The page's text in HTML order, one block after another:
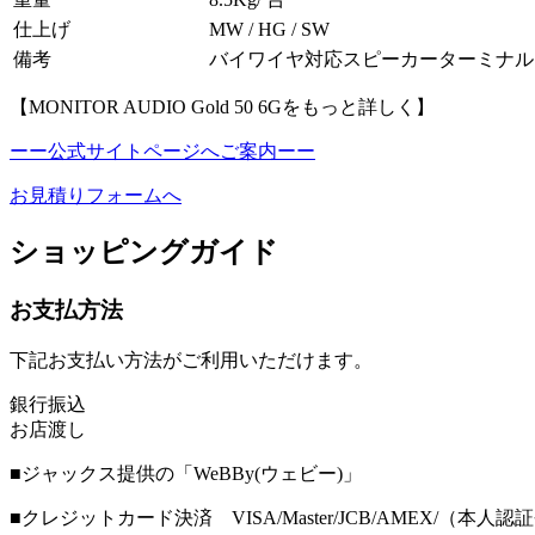
仕上げ
MW / HG / SW
備考
バイワイヤ対応スピーカーターミナル
【MONITOR AUDIO Gold 50 6Gをもっと詳しく】
ーー公式サイトページへご案内ーー
お見積りフォームへ
ショッピングガイド
お支払方法
下記お支払い方法がご利用いただけます。
銀行振込
お店渡し
■ジャックス提供の「WeBBy(ウェビー)」
■クレジットカード決済 VISA/Master/JCB/AMEX/（本人認証